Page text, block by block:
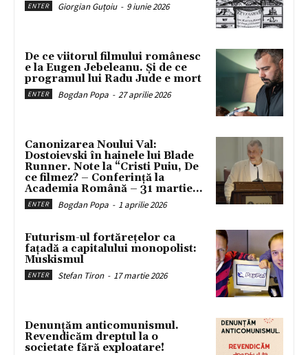
ENTER Giorgian Guțoiu - 9 iunie 2026
De ce viitorul filmului românesc
e la Eugen Jebeleanu. Și de ce
programul lui Radu Jude e mort
ENTER Bogdan Popa - 27 aprilie 2026
Canonizarea Noului Val:
Dostoievski în hainele lui Blade
Runner. Note la “Cristi Puiu, De
ce filmez? – Conferință la
Academia Română – 31 martie...
ENTER Bogdan Popa - 1 aprilie 2026
Futurism-ul fortărețelor ca
fațadă a capitalului monopolist:
Muskismul
ENTER Stefan Tiron - 17 martie 2026
Denunțăm anticomunismul.
Revendicăm dreptul la o
societate fără exploatare!